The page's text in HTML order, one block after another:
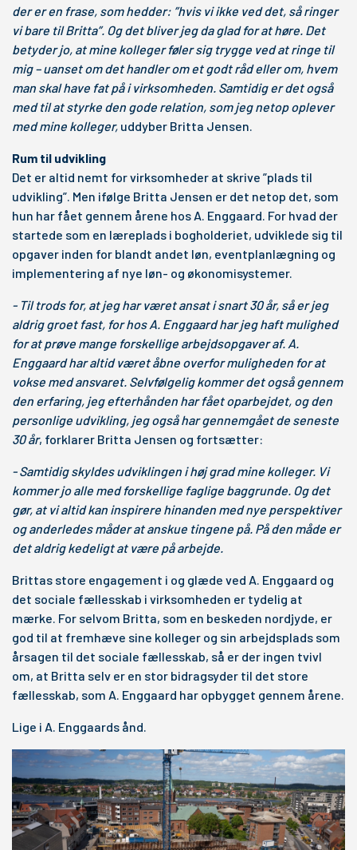
der er en frase, som hedder: ”hvis vi ikke ved det, så ringer
vi bare til Britta”. Og det bliver jeg da glad for at høre. Det
betyder jo, at mine kolleger føler sig trygge ved at ringe til
mig – uanset om det handler om et godt råd eller om, hvem
man skal have fat på i virksomheden. Samtidig er det også
med til at styrke den gode relation, som jeg netop oplever
med mine kolleger, uddyber Britta Jensen.
Rum til udvikling
Det er altid nemt for virksomheder at skrive ”plads til
udvikling”. Men ifølge Britta Jensen er det netop det, som
hun har fået gennem årene hos A. Enggaard. For hvad der
startede som en læreplads i bogholderiet, udviklede sig til
opgaver inden for blandt andet løn, eventplanlægning og
implementering af nye løn- og økonomisystemer.
- Til trods for, at jeg har været ansat i snart 30 år, så er jeg
aldrig groet fast, for hos A. Enggaard har jeg haft mulighed
for at prøve mange forskellige arbejdsopgaver af. A.
Enggaard har altid været åbne overfor muligheden for at
vokse med ansvaret. Selvfølgelig kommer det også gennem
den erfaring, jeg efterhånden har fået oparbejdet, og den
personlige udvikling, jeg også har gennemgået de seneste
30 år, forklarer Britta Jensen og fortsætter:
- Samtidig skyldes udviklingen i høj grad mine kolleger. Vi
kommer jo alle med forskellige faglige baggrunde. Og det
gør, at vi altid kan inspirere hinanden med nye perspektiver
og anderledes måder at anskue tingene på. På den måde er
det aldrig kedeligt at være på arbejde.
Brittas store engagement i og glæde ved A. Enggaard og
det sociale fællesskab i virksomheden er tydelig at
mærke. For selvom Britta, som en beskeden nordjyde, er
god til at fremhæve sine kolleger og sin arbejdsplads som
årsagen til det sociale fællesskab, så er der ingen tvivl
om, at Britta selv er en stor bidragsyder til det store
fællesskab, som A. Enggaard har opbygget gennem årene.
Lige i A. Enggaards ånd.